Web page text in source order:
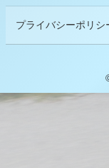
プライバシーポリシ